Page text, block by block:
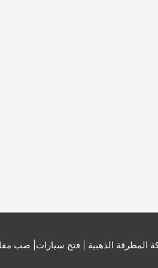
المطرقة الذهبية | فتح سيارات| صب